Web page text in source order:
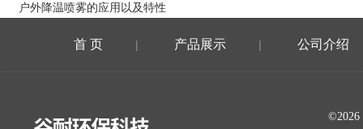
户外降温喷雾的应用以及特性
首 页 | 产品展示 | 公司介绍
©2026